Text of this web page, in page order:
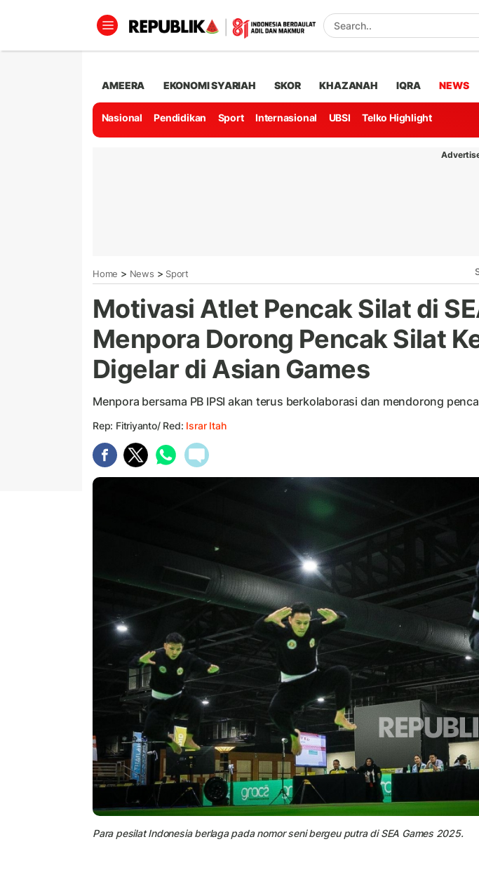
AMEERA EKONOMI SYARIAH SKOR KHAZANAH IQRA NEWS
Nasional Pendidikan Sport Internasional UBSI Telko Highlight
Home > News > Sport
Motivasi Atlet Pencak Silat di
Menpora Dorong Pencak Silat
Digelar di Asian Games
Menpora bersama PB IPSI akan terus berkolaborasi dan mendorong
Rep: Fitriyanto/ Red: Israr Itah
Para pesilat Indonesia berlaga pada nomor seni bergeu putra di SEA Games 2025.